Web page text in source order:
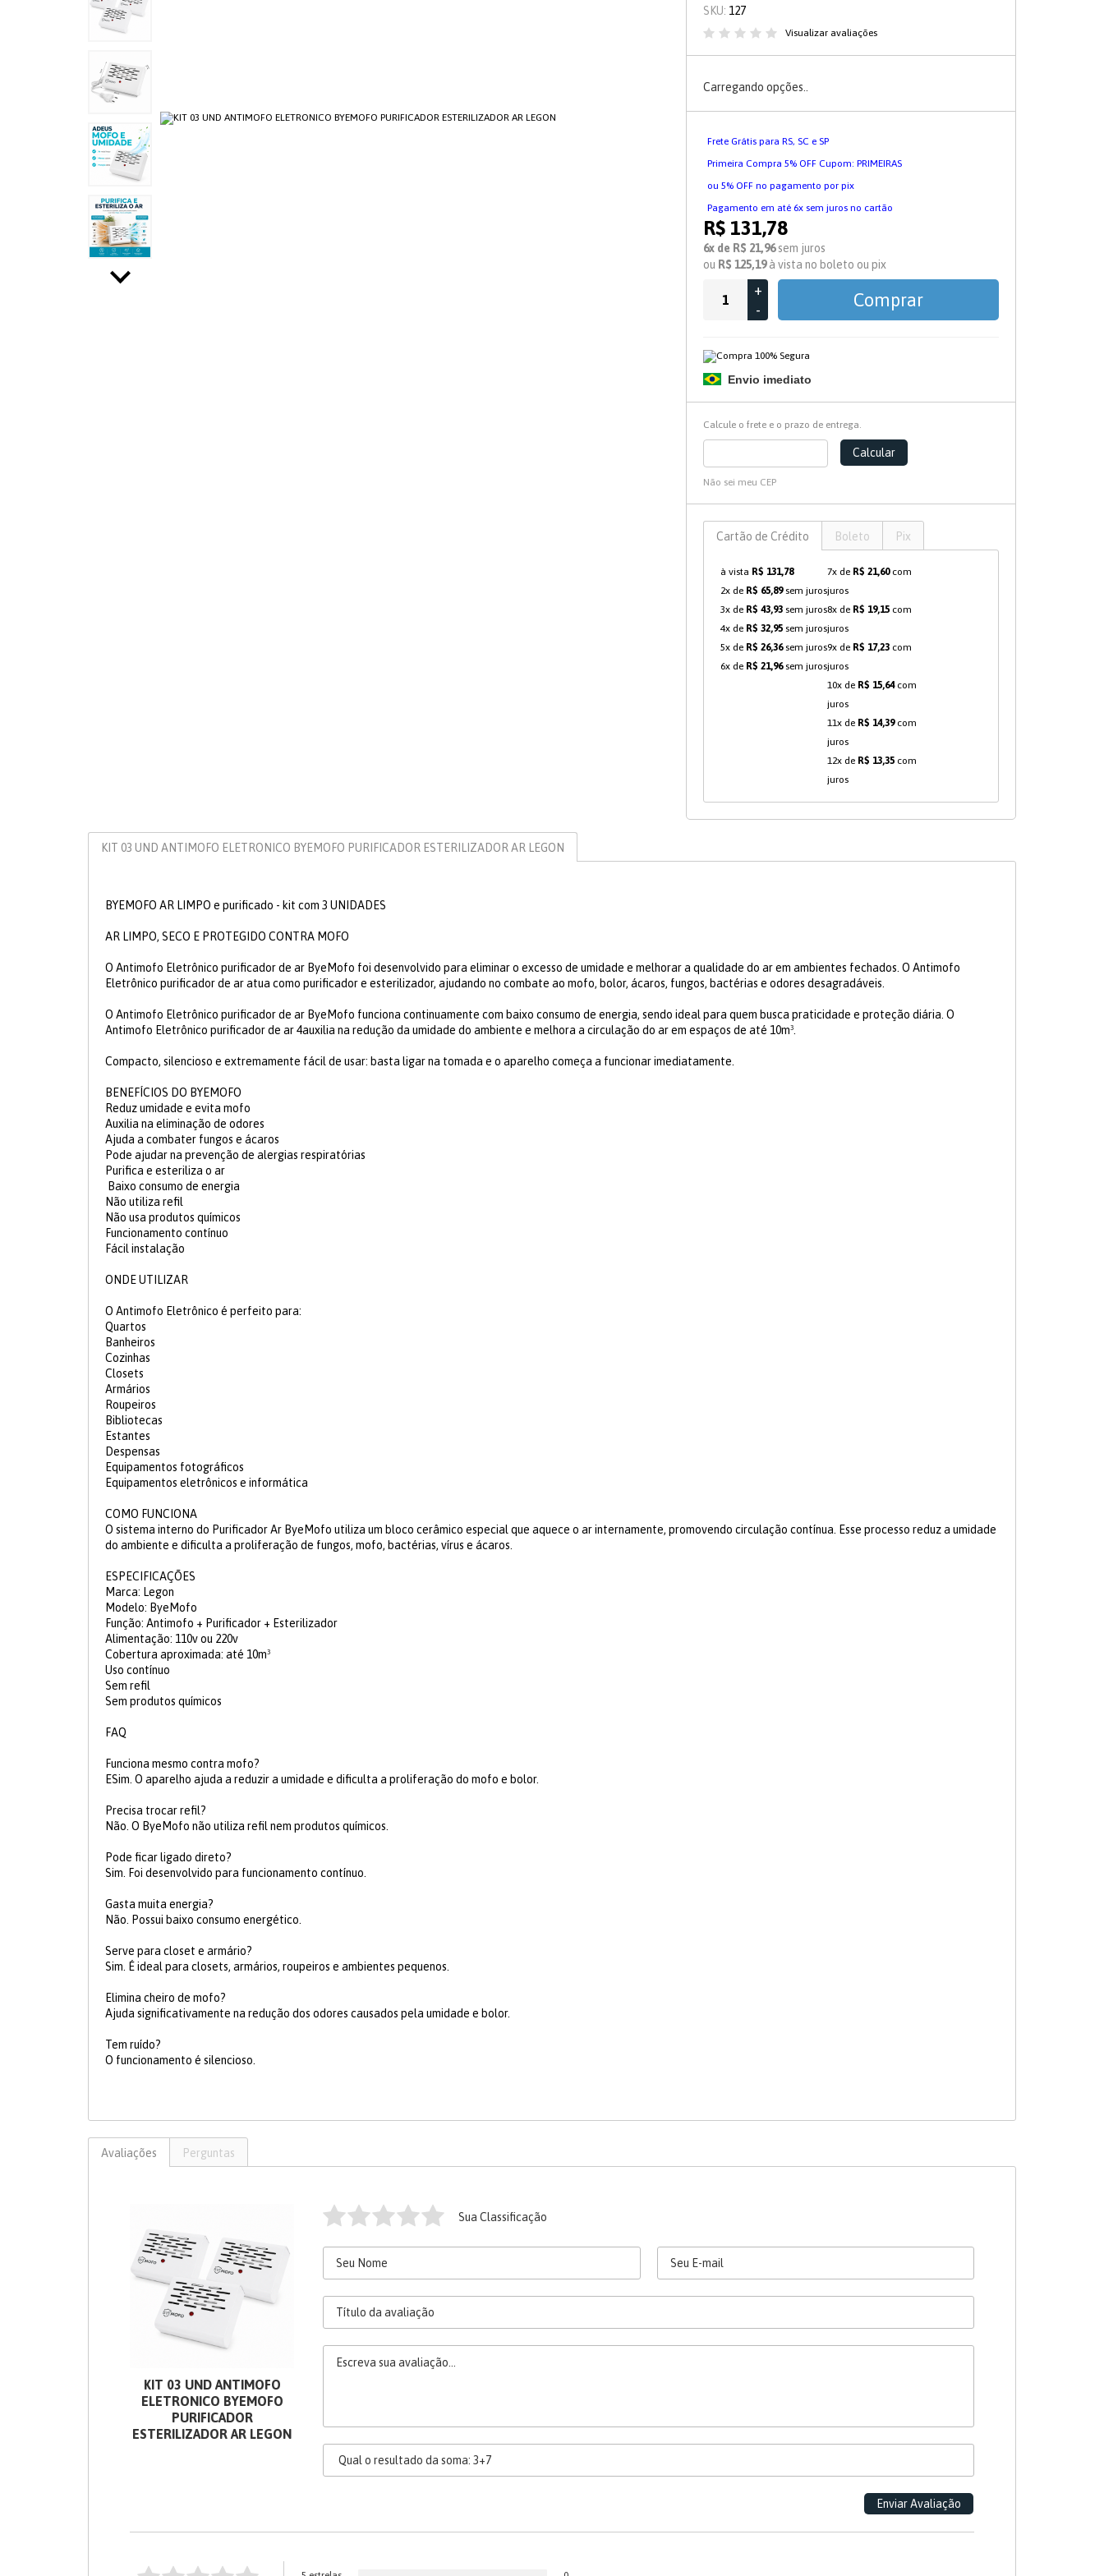
CHA E CAFÉ
UTILIDADES DOMÉSTICAS
CUTELARIA
COZINHA
PRODUTOS TÉRMICOS
CONTROLE DE PRAGAS
SEGURANÇA E PROTEÇÃO -
LINHA RURAL
ESCOVA SANITARIA
SKU: 127
Visualizar avaliações
Carregando opções..
Frete Grátis para RS, SC e SP
Primeira Compra 5% OFF Cupom: PRIMEIRAS
ou 5% OFF no pagamento por pix
Pagamento em até 6x sem juros no cartão
R$ 131,78
6x de R$ 21,96 sem juros
ou R$ 125,19à vista no boleto ou pix
+
-
Comprar
Envio imediato
Calcule o frete e o prazo de entrega.
Calcular
Não sei meu CEP
Cartão de Crédito Boleto Pix
à vista R$ 131,78
2x de R$ 65,89sem juros
3x de R$ 43,93 sem juros
4x de R$ 32,95 sem juros
5x de R$ 26,36sem juros
6x de R$ 21,96sem juros
7x de R$ 21,60com
juros
8x de R$ 19,15 com
juros
9x de R$ 17,23 com
juros
10x de R$ 15,64com
juros
11x de R$ 14,39com
juros
12x de R$ 13,35 com
juros
KIT 03 UND ANTIMOFO ELETRONICO BYEMOFO PURIFICADOR ESTERILIZADOR AR LEGON
BYEMOFO AR LIMPO e purificado - kit com 3 UNIDADES
AR LIMPO, SECO E PROTEGIDO CONTRA MOFO
O Antimofo Eletrônico purificador de ar ByeMofo foi desenvolvido para eliminar o excesso de umidade e melhorar a qualidade do ar em ambientes fechados. O Antimofo
Eletrônico purificador de ar atua como purificador e esterilizador, ajudando no combate ao mofo, bolor, ácaros, fungos, bactérias e odores desagradáveis.
O Antimofo Eletrônico purificador de ar ByeMofo funciona continuamente com baixo consumo de energia, sendo ideal para quem busca praticidade e proteção diária. O
Antimofo Eletrônico purificador de ar 4auxilia na redução da umidade do ambiente e melhora a circulação do ar em espaços de até 10m³.
Compacto, silencioso e extremamente fácil de usar: basta ligar na tomada e o aparelho começa a funcionar imediatamente.
BENEFÍCIOS DO BYEMOFO
Reduz umidade e evita mofo
Auxilia na eliminação de odores
Ajuda a combater fungos e ácaros
Pode ajudar na prevenção de alergias respiratórias
Purifica e esteriliza o ar
Baixo consumo de energia
Não utiliza refil
Não usa produtos químicos
Funcionamento contínuo
Fácil instalação
ONDE UTILIZAR
O Antimofo Eletrônico é perfeito para:
Quartos
Banheiros
Cozinhas
Closets
Armários
Roupeiros
Bibliotecas
Estantes
Despensas
Equipamentos fotográficos
Equipamentos eletrônicos e informática
COMO FUNCIONA
O sistema interno do Purificador Ar ByeMofo utiliza um bloco cerâmico especial que aquece o ar internamente, promovendo circulação contínua. Esse processo reduz a umidade
do ambiente e dificulta a proliferação de fungos, mofo, bactérias, vírus e ácaros.
ESPECIFICAÇÕES
Marca: Legon
Modelo: ByeMofo
Função: Antimofo + Purificador + Esterilizador
Alimentação: 110v ou 220v
Cobertura aproximada: até 10m³
Uso contínuo
Sem refil
Sem produtos químicos
FAQ
Funciona mesmo contra mofo?
ESim. O aparelho ajuda a reduzir a umidade e dificulta a proliferação do mofo e bolor.
Precisa trocar refil?
Não. O ByeMofo não utiliza refil nem produtos químicos.
Pode ficar ligado direto?
Sim. Foi desenvolvido para funcionamento contínuo.
Gasta muita energia?
Não. Possui baixo consumo energético.
Serve para closet e armário?
Sim. É ideal para closets, armários, roupeiros e ambientes pequenos.
Elimina cheiro de mofo?
Ajuda significativamente na redução dos odores causados pela umidade e bolor.
Tem ruído?
O funcionamento é silencioso.
Avaliações Perguntas
KIT 03 UND ANTIMOFO
ELETRONICO BYEMOFO
PURIFICADOR
ESTERILIZADOR AR LEGON
Sua Classificação